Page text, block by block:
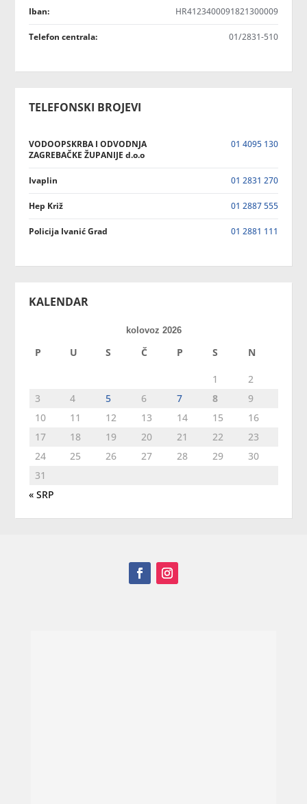
Iban: HR4123400091821300009
Telefon centrala: 01/2831-510
TELEFONSKI BROJEVI
VODOOPSKRBA I ODVODNJA
ZAGREBAČKE ŽUPANIJE d.o.o
01 4095 130
Ivaplin 01 2831 270
Hep Križ 01 2887 555
Policija Ivanić Grad 01 2881 111
KALENDAR
kolovoz 2026
P U S Č P S N
1
2
3
4 5 6 7 8
9
10
11 12 13 14 15
16
17
18 19 20 21 22
23
24
25 26 27 28 29
30
31
« SRP